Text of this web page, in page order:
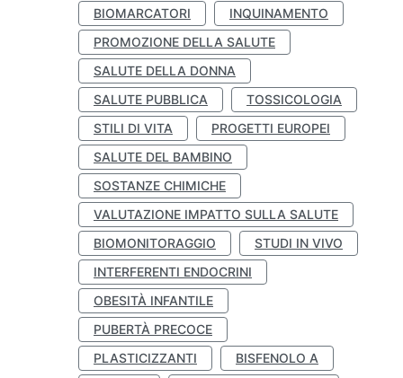
BIOMARCATORI
INQUINAMENTO
PROMOZIONE DELLA SALUTE
SALUTE DELLA DONNA
SALUTE PUBBLICA
TOSSICOLOGIA
STILI DI VITA
PROGETTI EUROPEI
SALUTE DEL BAMBINO
SOSTANZE CHIMICHE
VALUTAZIONE IMPATTO SULLA SALUTE
BIOMONITORAGGIO
STUDI IN VIVO
INTERFERENTI ENDOCRINI
OBESITÀ INFANTILE
PUBERTÀ PRECOCE
PLASTICIZZANTI
BISFENOLO A